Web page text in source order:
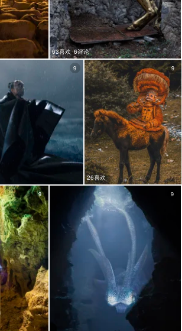
63喜欢 6评论
9
26喜欢
9
9 9